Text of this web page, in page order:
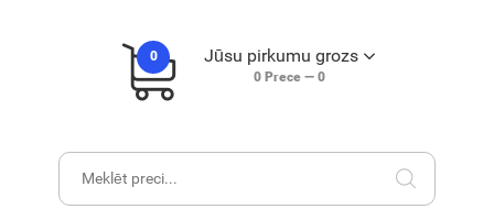
0 Jūsu pirkumu grozs
0Prece — 0